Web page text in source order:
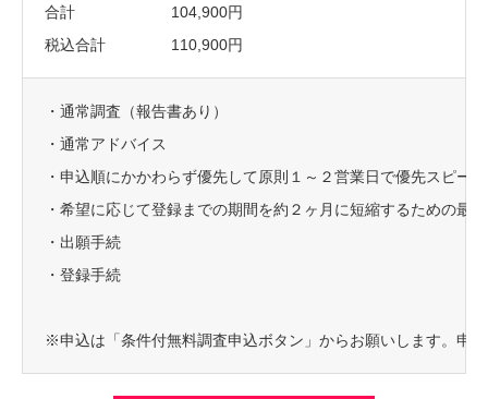
合計 104,900円
税込合計 110,900円
・通常調査（報告書あり）
・通常アドバイス
・申込順にかかわらず優先して原則１～２営業日で優先スピー
・希望に応じて登録までの期間を約２ヶ月に短縮するための最
・出願手続
・登録手続
※申込は「条件付無料調査申込ボタン」からお願いします。申